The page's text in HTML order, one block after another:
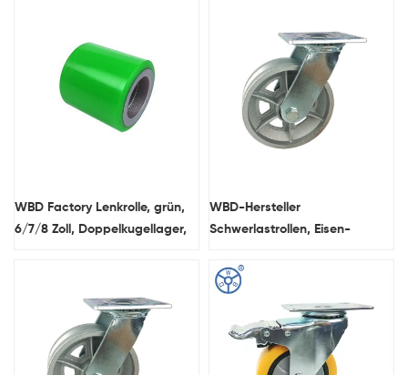
funktionale Lenkrolle
WBD Factory Lenkrolle, grün,
6/7/8 Zoll, Doppelkugellager,
Handpalettenrad
WBD-Hersteller
Schwerlastrollen, Eisen-
Doppelkugellauf-
Schwenkkopf-Schwerlastrolle